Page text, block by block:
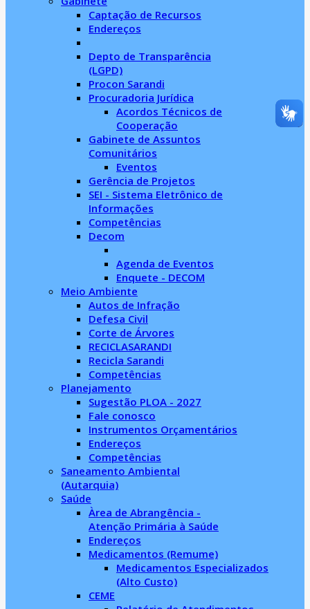
Captação de Recursos
Endereços
Depto de Transparência
(LGPD)
Procon Sarandi
Procuradoria Jurídica
Acordos Técnicos de
Cooperação
Gabinete de Assuntos
Comunitários
Eventos
Gerência de Projetos
SEI - Sistema Eletrônico de
Informações
Competências
Decom
Agenda de Eventos
Enquete - DECOM
Meio Ambiente
Autos de Infração
Defesa Civil
Corte de Árvores
RECICLASARANDI
Recicla Sarandi
Competências
Planejamento
Sugestão PLOA - 2027
Fale conosco
Instrumentos Orçamentários
Endereços
Competências
Saneamento Ambiental
(Autarquia)
Saúde
Àrea de Abrangência -
Atenção Primária à Saúde
Endereços
Medicamentos (Remume)
Medicamentos Especializados
(Alto Custo)
CEME